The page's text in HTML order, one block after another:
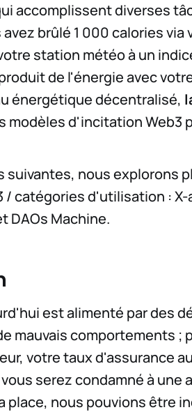
accomplissent diverses
brûlé 1 000 calories
station météo à un
de l'énergie avec
énergétique décentralisé,
modèles d'incitation Web3
suivantes, nous explorons
catégories d'utilisation :
DAOs Machine.
est alimenté par des
mauvais comportements ;
votre taux d'assurance
serez condamné à une
place, nous pouvions être